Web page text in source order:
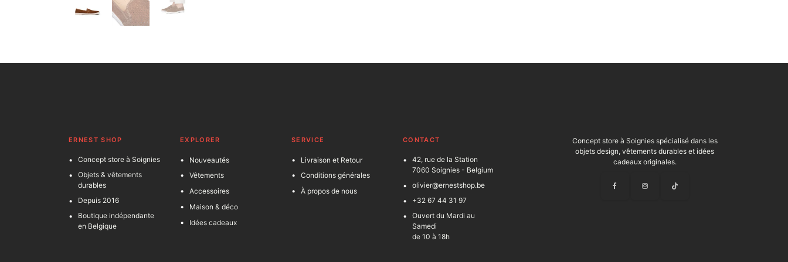
ERNEST SHOP
Concept store à Soignies
Objets & vêtements
durables
Depuis 2016
Boutique indépendante
en Belgique
EXPLORER
Nouveautés
Vêtements
Accessoires
Maison & déco
Idées cadeaux
SERVICE
Livraison et Retour
Conditions générales
À propos de nous
CONTACT
42, rue de la Station
7060 Soignies - Belgium
olivier@ernestshop.be
+32 67 44 31 97
Ouvert du Mardi au
Samedi
de 10 à 18h
Concept store à Soignies spécialisé dans les
objets design, vêtements durables et idées
cadeaux originales.